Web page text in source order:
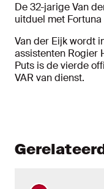
De 32-jarige Van
uitduel met
Van der Eijk wordt
assistenten Rogier
Puts is de vierde
VAR van dienst.